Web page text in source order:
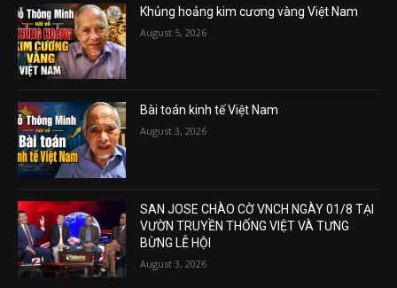
Khủng hoảng kim cương vàng Việt Nam
August 5, 2026
Bài toán kinh tế Việt Nam
August 3, 2026
SAN JOSE CHÀO CỜ VNCH NGÀY 01/8 TẠI
VƯỜN TRUYỀN THỐNG VIỆT VÀ TƯNG
BỪNG LỄ HỘI
August 3, 2026